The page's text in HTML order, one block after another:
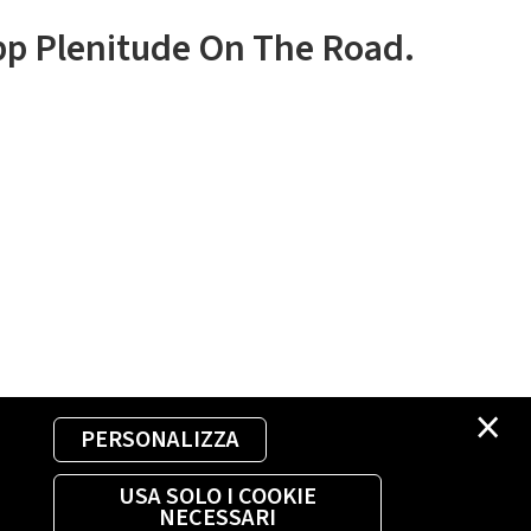
×
PERSONALIZZA
USA SOLO I COOKIE
NECESSARI
Plenitude On The Road.